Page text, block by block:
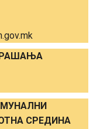
СРЕДИНА